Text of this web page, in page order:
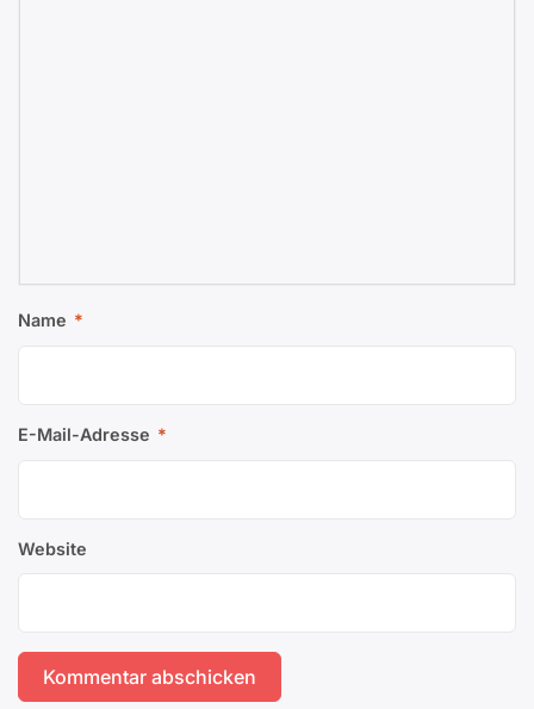
Name *
E-Mail-Adresse *
Website